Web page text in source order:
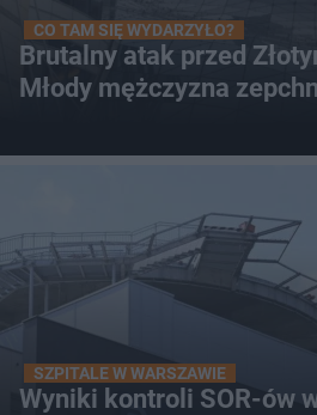
CO TAM SIĘ WYDARZYŁO?
Brutalny atak przed
Młody mężczyzna
SZPITALE W WARSZAWIE
Wyniki kontroli SOR-ów